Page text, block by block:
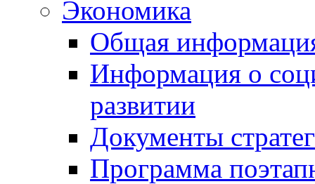
Экономика
Общая
Информация о
развитии
Документы
Программа